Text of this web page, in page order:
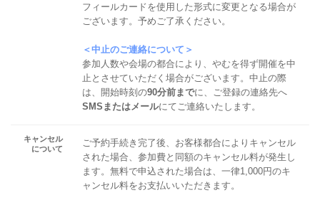
フィールカードを使用した形式に変更となる場合が
ございます。予めご了承ください。
＜中止のご連絡について＞
参加人数や会場の都合により、やむを得ず開催を中
止とさせていただく場合がございます。中止の際
は、開始時刻の90分前までに、ご登録の連絡先へ
SMSまたはメールにてご連絡いたします。
キャンセル
について
ご予約手続き完了後、お客様都合によりキャンセル
された場合、参加費と同額のキャンセル料が発生し
ます。無料で申込された場合は、一律1,000円のキ
ャンセル料をお支払いいただきます。